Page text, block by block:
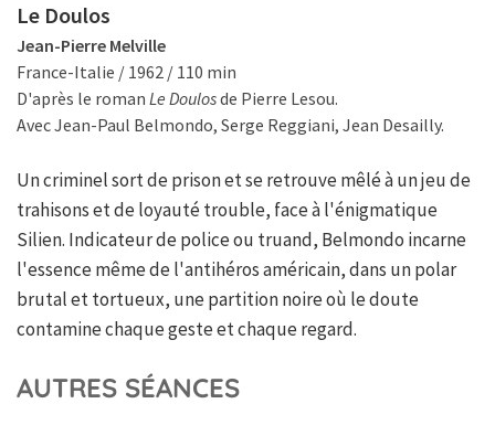
Le Doulos
Jean-Pierre Melville
France-Italie / 1962 / 110 min
D'après le roman Le Doulosde Pierre Lesou.
Avec Jean-Paul Belmondo, Serge Reggiani, Jean Desailly.
Un criminel sort de prison et se retrouve mêlé à un jeu de
trahisons et de loyauté trouble, face à l'énigmatique
Silien. Indicateur de police ou truand, Belmondo incarne
l'essence même de l'antihéros américain, dans un polar
brutal et tortueux, une partition noire où le doute
contamine chaque geste et chaque regard.
AUTRES SÉANCES